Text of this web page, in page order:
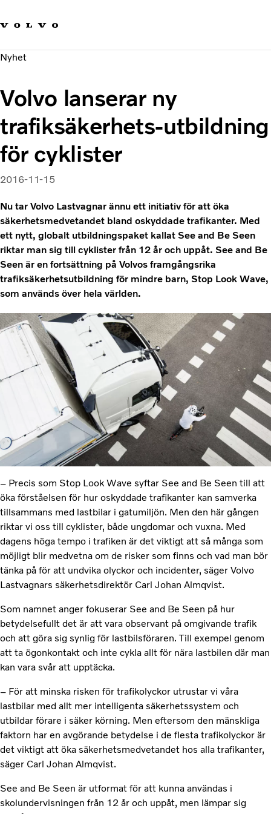
Hållbara transporter
Investerare
Nyhet
Volvo lanserar ny
trafiksäkerhets-utbildning
för cyklister
2016-11-15
Nu tar Volvo Lastvagnar ännu ett initiativ för att öka
säkerhetsmedvetandet bland oskyddade trafikanter. Med
ett nytt, globalt utbildningspaket kallat See and Be Seen
riktar man sig till cyklister från 12 år och uppåt. See and Be
Seen är en fortsättning på Volvos framgångsrika
trafiksäkerhetsutbildning för mindre barn, Stop Look Wave,
som används över hela världen.
– Precis som Stop Look Wave syftar See and Be Seen till att
öka förståelsen för hur oskyddade trafikanter kan samverka
tillsammans med lastbilar i gatumiljön. Men den här gången
riktar vi oss till cyklister, både ungdomar och vuxna. Med
dagens höga tempo i trafiken är det viktigt att så många som
möjligt blir medvetna om de risker som finns och vad man bör
tänka på för att undvika olyckor och incidenter, säger Volvo
Lastvagnars säkerhetsdirektör Carl Johan Almqvist.
Som namnet anger fokuserar See and Be Seen på hur
betydelsefullt det är att vara observant på omgivande trafik
och att göra sig synlig för lastbilsföraren. Till exempel genom
att ta ögonkontakt och inte cykla allt för nära lastbilen där man
kan vara svår att upptäcka.
– För att minska risken för trafikolyckor utrustar vi våra
lastbilar med allt mer intelligenta säkerhetssystem och
utbildar förare i säker körning. Men eftersom den mänskliga
faktorn har en avgörande betydelse i de flesta trafikolyckor är
det viktigt att öka säkerhetsmedvetandet hos alla trafikanter,
säger Carl Johan Almqvist.
See and Be Seen är utformat för att kunna användas i
skolundervisningen från 12 år och uppåt, men lämpar sig